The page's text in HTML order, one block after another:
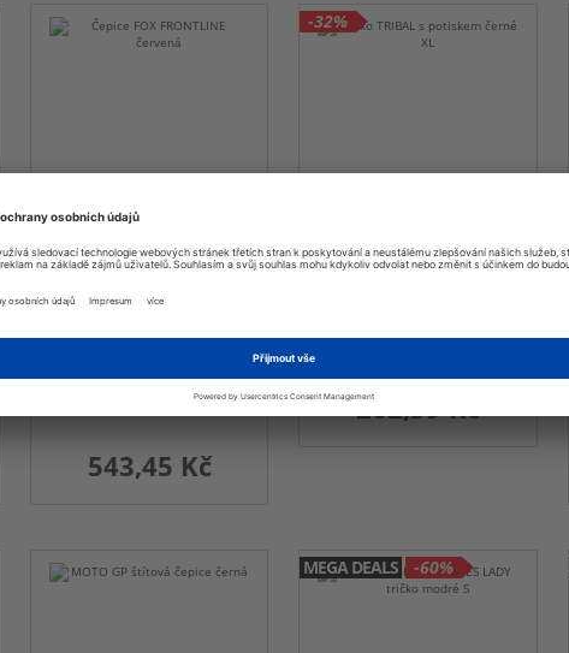
Čepice FOX FRONTLINE
543,45 Kč
-32%
FAN OMENAL BRANDS
262,39 Kč
MEGA DEALS -60%